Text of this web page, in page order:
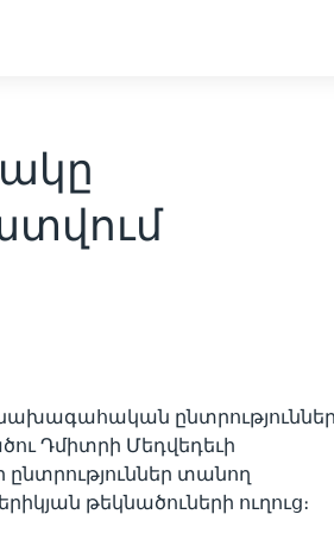
Դմիտրի Մեդվեդեւի
տանող
թեկնածուների ուղուց։